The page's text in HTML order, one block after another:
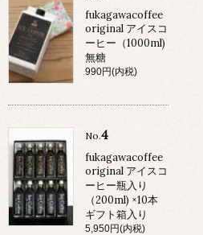
fukagawacoffee
original アイスコ
ーヒー（1000ml)
無糖
990円(内税)
No.4
fukagawacoffee
original アイスコ
ーヒー瓶入り
（200ml) ×10本
ギフト箱入り
5,950円(内税)